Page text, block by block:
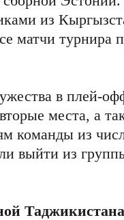
из
матчи турнира
в плей-
места, а
команды из
выйти из